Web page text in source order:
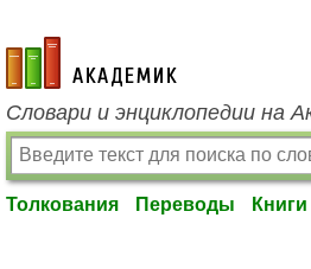
academic.ru
Словари и энциклопедии на
Толкования Переводы Книги